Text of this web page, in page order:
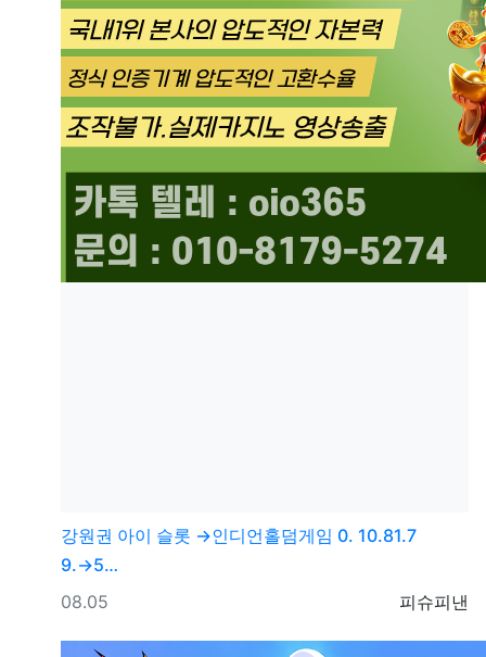
강원권 아이 슬롯 →인디언홀덤게임 0. 10.81.7
9.→5…
등록자
피슈피낸
등록일
08.05